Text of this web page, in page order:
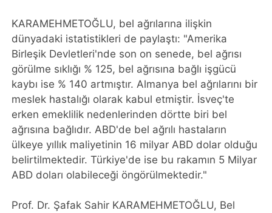
KARAMEHMETOĞLU, bel ağrılarına ilişkin
dünyadaki istatistikleri de paylaştı: "Amerika
Birleşik Devletleri'nde son on senede, bel ağrısı
görülme sıklığı % 125, bel ağrısına bağlı işgücü
kaybı ise % 140 artmıştır. Almanya bel ağrılarını bir
meslek hastalığı olarak kabul etmiştir. İsveç'te
erken emeklilik nedenlerinden dörtte biri bel
ağrısına bağlıdır. ABD'de bel ağrılı hastaların
ülkeye yıllık maliyetinin 16 milyar ABD dolar olduğu
belirtilmektedir. Türkiye'de ise bu rakamın 5 Milyar
ABD doları olabileceği öngörülmektedir."
Prof. Dr. Şafak Sahir KARAMEHMETOĞLU, Bel